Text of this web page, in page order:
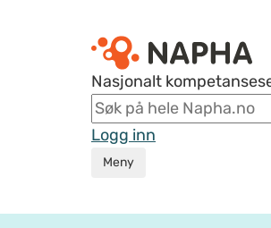
Nasjonalt
Logg inn
Meny